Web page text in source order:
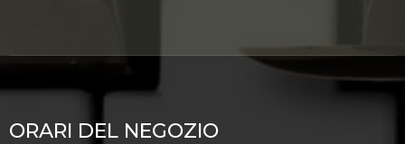
ORARI DEL NEGOZIO